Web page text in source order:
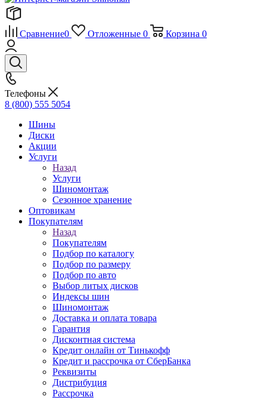
Сравнение0 Отложенные 0 Корзина 0
Телефоны
8 (800) 555 5054
Шины
Диски
Акции
Услуги
Назад
Услуги
Шиномонтаж
Сезонное хранение
Оптовикам
Покупателям
Назад
Покупателям
Подбор по каталогу
Подбор по размеру
Подбор по авто
Выбор литых дисков
Индексы шин
Шиномонтаж
Доставка и оплата товара
Гарантия
Дисконтная система
Кредит онлайн от Тинькофф
Кредит и рассрочка от СберБанка
Реквизиты
Дистрибуция
Рассрочка